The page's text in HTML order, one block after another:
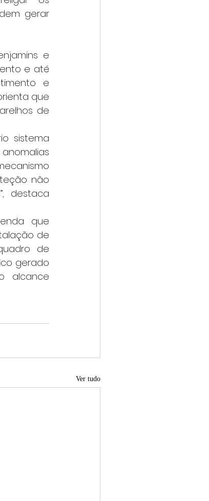
gerar
e até
e
que
de
não
destaca
de
de
gerado
alcance
Ver tudo